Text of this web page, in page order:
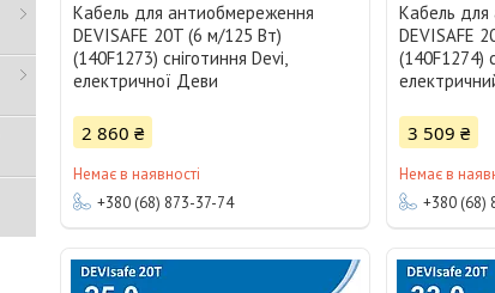
Кабель для антиобмереження
DEVISAFE 20T (6 м/125 Вт)
(140F1273) сніготиння Devi,
електричної Деви
2 860 ₴
Немає в наявності
+380 (68) 873-37-74
Кабель для
DEVISAFE
(140F1274)
3 509 ₴
Немає в
+380 (68)